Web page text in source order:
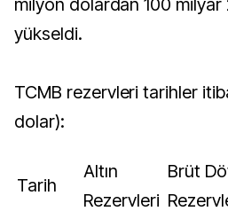
milyon dolardan 100 milyar
yükseldi.
TCMB rezervleri tarihler
dolar):
Tarih
Altın
Rezervleri
Brüt Döviz